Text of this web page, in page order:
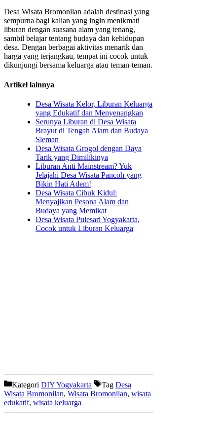
Desa Wisata Bromonilan adalah destinasi yang
sempurna bagi kalian yang ingin menikmati
liburan dengan suasana alam yang tenang,
sambil belajar tentang budaya dan kehidupan
desa. Dengan berbagai aktivitas menarik dan
harga yang terjangkau, tempat ini cocok untuk
dikunjungi bersama keluarga atau teman-teman.
Artikel lainnya
Desa Wisata Kelor, Liburan Keluarga
yang Edukatif dan Menyenangkan
Serunya Liburan di Desa Wisata
Brayut di Tengah Alam dan Budaya
Sleman
Desa Wisata Grogol dengan Daya
Tarik yang Dimilikinya
Liburan Anti Mainstream? Yuk
Jelajahi Desa Wisata Pancoh yang
Bikin Hati Adem!
Desa Wisata Cibuk Kidul:
Menyajikan Pesona Alam dan
Budaya yang Memikat
Desa Wisata Pulesari Yogyakarta,
Cocok untuk Liburan Keluarga
Kategori DIY Yogyakarta Tag Desa
Wisata Bromonilan, Wisata Bromonilan, wisata
edukatif, wisata keluarga